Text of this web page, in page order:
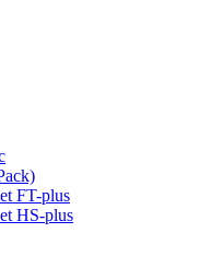
FT-plus
HS-plus